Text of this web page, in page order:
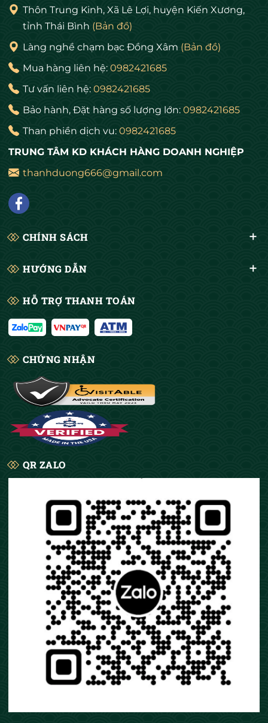
Thôn Trung Kinh, Xã Lê Lợi, huyện Kiến Xương,
tỉnh Thái Bình (Bản đồ)
Làng nghề chạm bạc Đồng Xâm (Bản đồ)
Mua hàng liên hệ: 0982421685
Tư vấn liên hệ: 0982421685
Bảo hành, Đặt hàng số lượng lớn: 0982421685
Than phiền dịch vu: 0982421685
TRUNG TÂM KD KHÁCH HÀNG DOANH NGHIỆP
thanhduong666@gmail.com
CHÍNH SÁCH
HƯỚNG DẪN
HỖ TRỢ THANH TOÁN
CHỨNG NHẬN
QR ZALO